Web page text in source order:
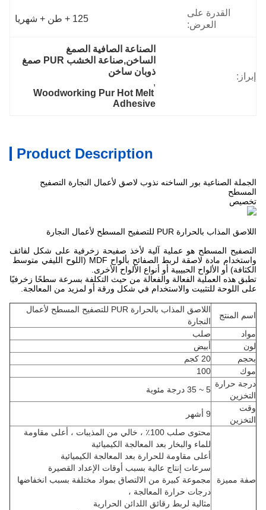
القدرة على
العرض:
125 + طن + شهريا
إبراز:
الصناعة الصافية الصمغ
الساخن,صناعة الخشب PUR صمغ
ذوبان ساخن
,
Woodworking Pur Hot Melt
Adhesive
Product Description
الجملة الصناعية بور الساخنه نذوب لاصق لأعمال النجارة التصفيح
المسطح
تخصيص
اللاصق المذاب بالحرارة PUR للتصفيح المسطح لأعمال النجارة
التصفيح المسطح هو عملية آلية لأخذ صفيحة زخرفية على شكل لفائف
واستخدام مادة لاصقة لربط الصفائح بألواح MDF (اللوح الليفي متوسط ​​
الكثافة) أو الألواح الحبيبية أو أنواع الألواح الأخرى.
تطبق هذه العملية الفعالة والفعالة من حيث التكلفة بسرعة سطحًا زخرفيًا
على اللوحة للتثبيت والاستخدام في شكل ورقة أو لمزيد من المعالجة.
اسم المنتج
اللاصق المذاب بالحرارة PUR للتصفيح المسطح لأعمال
النجارة
مواد
صلب
لون
أبيض
بحجم
20 كجم
موك
100
درجة حرارة
التخزين
5 ~ 35 درجة مئوية
وقت
التخزين
صفة مميزة
محتوى صلب 100٪ ، خالي من المذيبات ، أعلى مقاومة
للماء والبخار بعد المعالجة الكيميائية
أعلى مقاومة للحرارة بعد المعالجة الكيميائية
سرعات إنتاج عالية بسبب أوقات الإعداد القصيرة
مجموعة كبيرة من الالتصاق بمواد مختلفة بسبب انخفاضها
درجات حرارة المعالجة ،
مثالية لربط رقائق اللدائن الحرارية